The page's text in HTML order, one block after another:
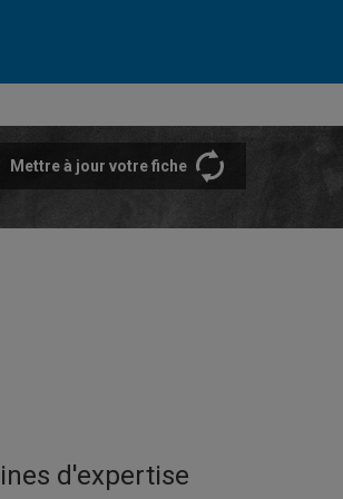
Mettre à jour votre fiche
d'expertise